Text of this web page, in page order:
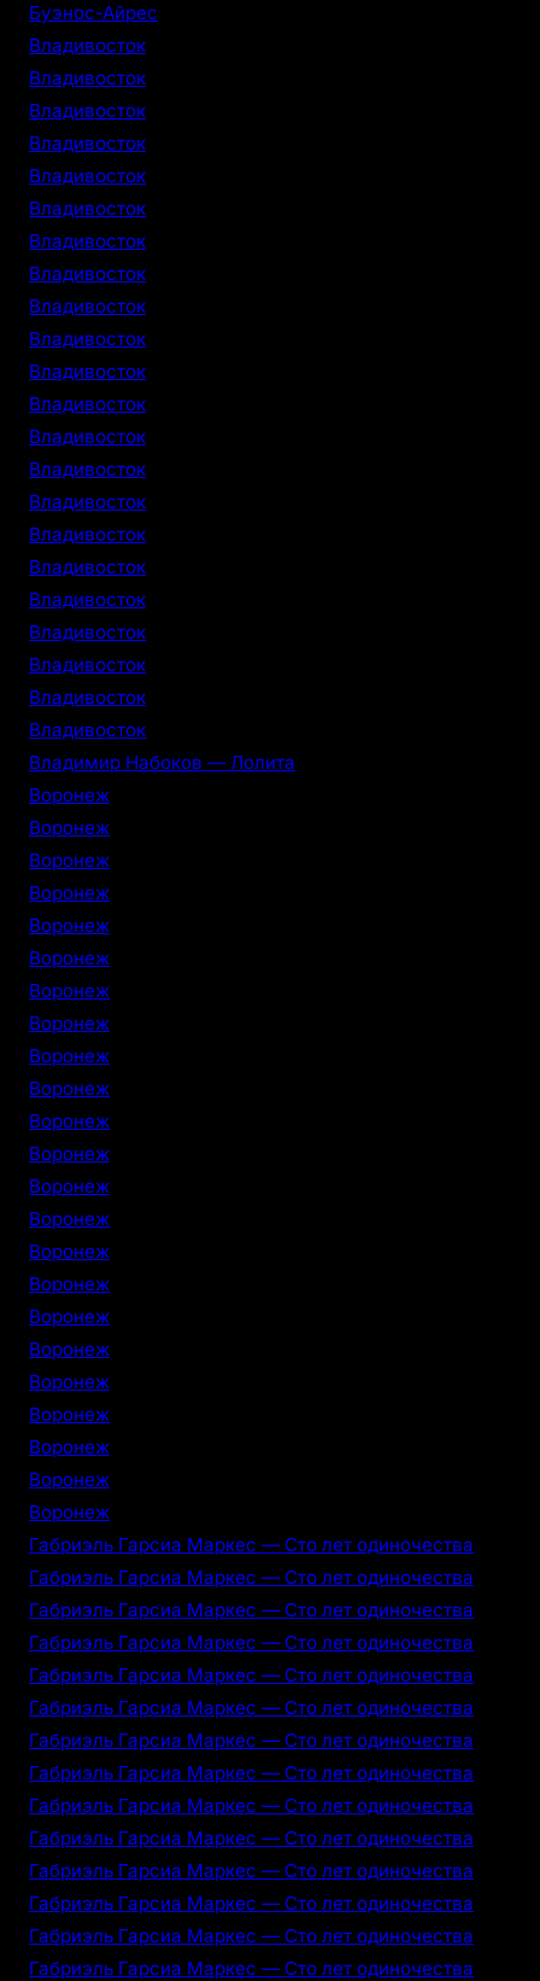
Буэнос-Айрес
Владивосток
Владивосток
Владивосток
Владивосток
Владивосток
Владивосток
Владивосток
Владивосток
Владивосток
Владивосток
Владивосток
Владивосток
Владивосток
Владивосток
Владивосток
Владивосток
Владивосток
Владивосток
Владивосток
Владивосток
Владивосток
Владивосток
Владимир Набоков — Лолита
Воронеж
Воронеж
Воронеж
Воронеж
Воронеж
Воронеж
Воронеж
Воронеж
Воронеж
Воронеж
Воронеж
Воронеж
Воронеж
Воронеж
Воронеж
Воронеж
Воронеж
Воронеж
Воронеж
Воронеж
Воронеж
Воронеж
Воронеж
Габриэль Гарсиа Маркес — Сто лет одиночества
Габриэль Гарсиа Маркес — Сто лет одиночества
Габриэль Гарсиа Маркес — Сто лет одиночества
Габриэль Гарсиа Маркес — Сто лет одиночества
Габриэль Гарсиа Маркес — Сто лет одиночества
Габриэль Гарсиа Маркес — Сто лет одиночества
Габриэль Гарсиа Маркес — Сто лет одиночества
Габриэль Гарсиа Маркес — Сто лет одиночества
Габриэль Гарсиа Маркес — Сто лет одиночества
Габриэль Гарсиа Маркес — Сто лет одиночества
Габриэль Гарсиа Маркес — Сто лет одиночества
Габриэль Гарсиа Маркес — Сто лет одиночества
Габриэль Гарсиа Маркес — Сто лет одиночества
Габриэль Гарсиа Маркес — Сто лет одиночества